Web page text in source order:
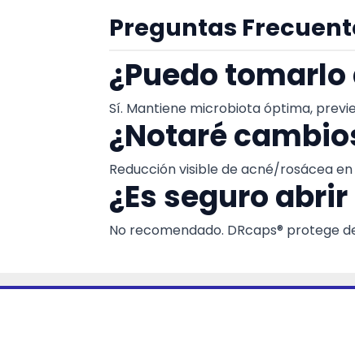
Preguntas
¿Puedo
Sí. Mantiene microbiota óptima,
¿Notaré
Reducción visible de acné/rosácea
¿Es seguro
No recomendado. DRcaps® protege